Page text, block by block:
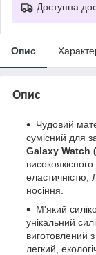
Доступна
Опис
Опис
Чудовий
сумісний для
Galaxy Watch
еластичністю;
носіння.
М'який
унікальний
виготовлений
легкий,